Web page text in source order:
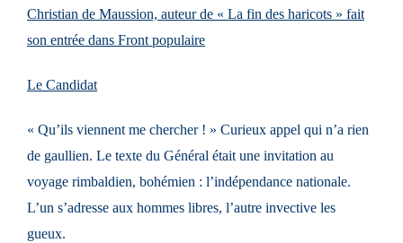
Christian de Maussion, auteur de « La fin des haricots » fait
son entrée dans Front populaire
Le Candidat
« Qu’ils viennent me chercher ! » Curieux appel qui n’a rien
de gaullien. Le texte du Général était une invitation au
voyage rimbaldien, bohémien : l’indépendance nationale.
L’un s’adresse aux hommes libres, l’autre invective les
gueux.